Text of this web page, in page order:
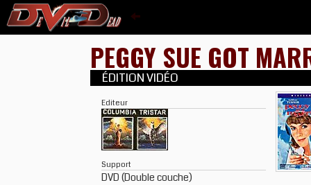
PEGGY SUE GOT
ÉDITION VIDÉO
Editeur
Support
DVD (Double couche)